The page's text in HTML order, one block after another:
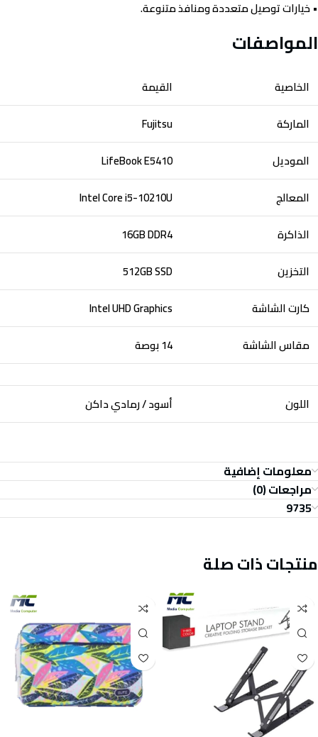
• خيارات توصيل متعددة ومنافذ متنوعة.
المواصفات
الخاصية
القيمة
الماركة
Fujitsu
الموديل
LifeBook E5410
المعالج
Intel Core i5-10210U
الذاكرة
16GB DDR4
التخزين
512GB SSD
كارت الشاشة
Intel UHD Graphics
مقاس الشاشة
14 بوصة
اللون أسود / رمادي داكن
معلومات إضافية
مراجعات (0)
9735
منتجات ذات صلة